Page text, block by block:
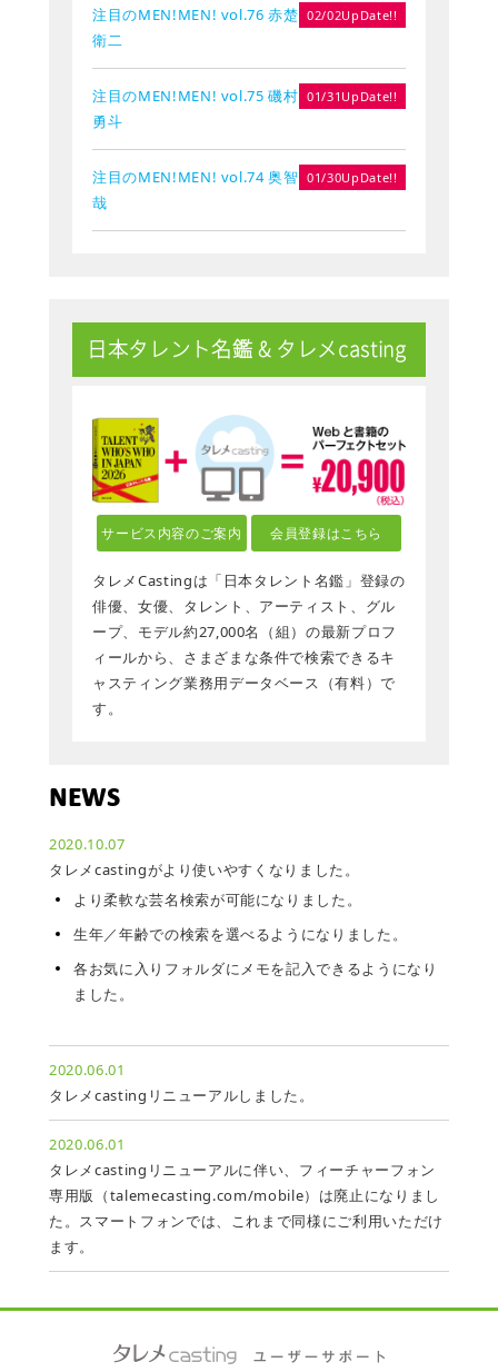
注目のMEN!MEN! vol.76 赤楚
衛二
02/02UpDate!!
注目のMEN!MEN! vol.75 磯村
勇斗
01/31UpDate!!
注目のMEN!MEN! vol.74 奥智
哉
01/30UpDate!!
日本タレント名鑑 & タレメcasting
サービス内容のご案内 会員登録はこちら
タレメCastingは「日本タレント名鑑」登録の
俳優、女優、タレント、アーティスト、グル
ープ、モデル約27,000名（組）の最新プロフ
ィールから、さまざまな条件で検索できるキ
ャスティング業務用データベース（有料）で
す。
NEWS
2020.10.07
タレメcastingがより使いやすくなりました。
より柔軟な芸名検索が可能になりました。
生年／年齢での検索を選べるようになりました。
各お気に入りフォルダにメモを記入できるようになり
ました。
2020.06.01
タレメcastingリニューアルしました。
2020.06.01
タレメcastingリニューアルに伴い、フィーチャーフォン
専用版（talemecasting.com/mobile）は廃止になりまし
た。スマートフォンでは、これまで同様にご利用いただけ
ます。